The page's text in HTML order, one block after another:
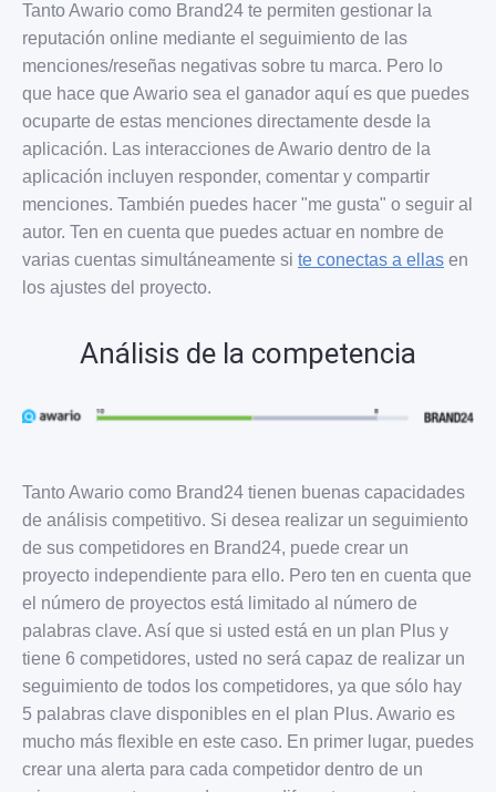
Tanto Awario como Brand24 te permiten gestionar la
reputación online mediante el seguimiento de las
menciones/reseñas negativas sobre tu marca. Pero lo
que hace que Awario sea el ganador aquí es que puedes
ocuparte de estas menciones directamente desde la
aplicación. Las interacciones de Awario dentro de la
aplicación incluyen responder, comentar y compartir
menciones. También puedes hacer "me gusta" o seguir al
autor. Ten en cuenta que puedes actuar en nombre de
varias cuentas simultáneamente si te conectas a ellas en
los ajustes del proyecto.
Análisis de la competencia
Tanto Awario como Brand24 tienen buenas capacidades
de análisis competitivo. Si desea realizar un seguimiento
de sus competidores en Brand24, puede crear un
proyecto independiente para ello. Pero ten en cuenta que
el número de proyectos está limitado al número de
palabras clave. Así que si usted está en un plan Plus y
tiene 6 competidores, usted no será capaz de realizar un
seguimiento de todos los competidores, ya que sólo hay
5 palabras clave disponibles en el plan Plus. Awario es
mucho más flexible en este caso. En primer lugar, puedes
crear una alerta para cada competidor dentro de un